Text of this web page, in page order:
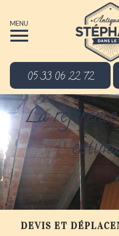
MENU
05 33 06 22 72
La
DEVIS ET